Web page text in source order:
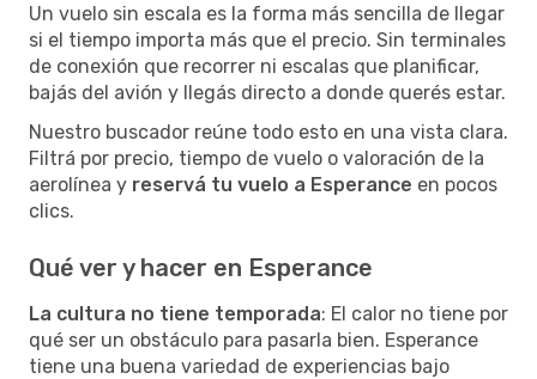
Un vuelo sin escala es la forma más sencilla de llegar
si el tiempo importa más que el precio. Sin terminales
de conexión que recorrer ni escalas que planificar,
bajás del avión y llegás directo a donde querés estar.
Nuestro buscador reúne todo esto en una vista clara.
Filtrá por precio, tiempo de vuelo o valoración de la
aerolínea y reservá tu vuelo a Esperance en pocos
clics.
Qué ver y hacer en Esperance
La cultura no tiene temporada: El calor no tiene por
qué ser un obstáculo para pasarla bien. Esperance
tiene una buena variedad de experiencias bajo